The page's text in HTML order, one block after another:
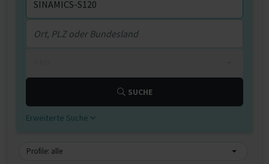
SUCHE
Erweiterte Suche
Profile: alle